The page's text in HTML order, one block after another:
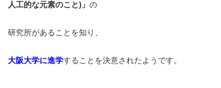
人工的な元素のこと)」 の
研究所があることを知り、
大阪大学に進学することを決意されたようです。